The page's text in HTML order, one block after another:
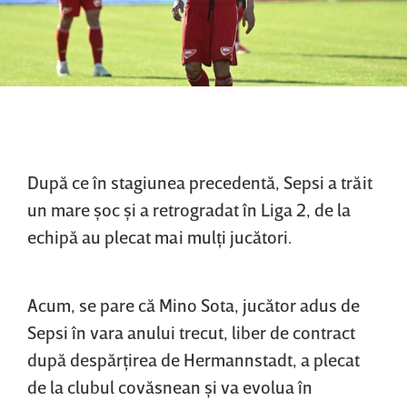
După ce în stagiunea precedentă, Sepsi a trăit
un mare şoc şi a retrogradat în Liga 2, de la
echipă au plecat mai mulţi jucători.
Acum, se pare că Mino Sota, jucător adus de
Sepsi în vara anului trecut, liber de contract
după despărţirea de Hermannstadt, a plecat
de la clubul covăsnean şi va evolua în